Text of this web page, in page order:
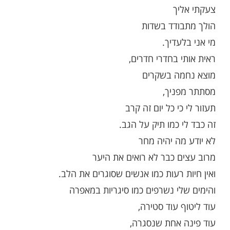
שמה בתחתית,
תקווה
התכלית,
לרוץ
מתעייף.
כל יום זה קרב
כמו תיק על הגב